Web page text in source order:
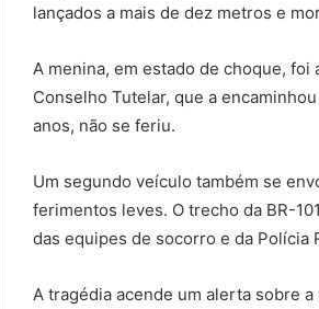
lançados a mais de dez metros e
A menina, em estado de choque, foi
Conselho Tutelar, que a
anos, não se feriu.
Um segundo veículo também se
ferimentos leves. O trecho da BR-
das equipes de socorro e da Polícia
A tragédia acende um alerta sobre